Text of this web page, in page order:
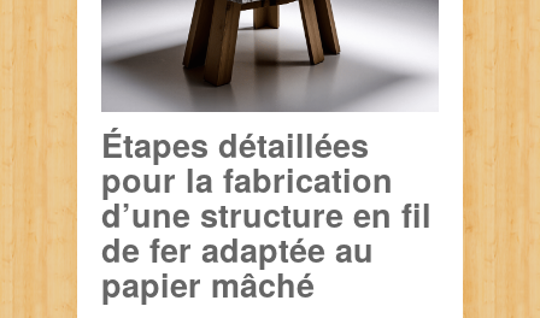
Étapes détaillées
pour la fabrication
d’une structure en fil
de fer adaptée au
papier mâché